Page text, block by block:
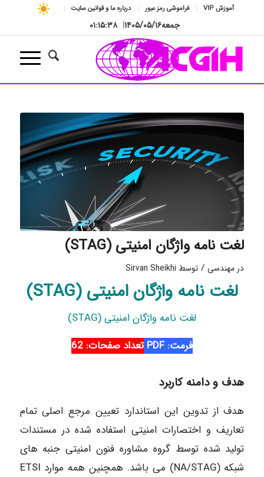
آموزش VIP فراموشی رمز عبور درباره ما و قوانین سایت
جمعه۱۴۰۵/۰۵/۱۶| ۰۱:۱۵:۳۹
لغت نامه واژگان امنیتی (STAG)
در مهندسی / توسط Sirvan Sheikhi
لغت نامه واژگان امنیتی (STAG)
لغت نامه واژگان امنیتی (STAG)
فرمت: PDF
تعداد صفحات: 62
هدف و دامنه كاربرد
هدف از تدوین این استاندارد تعیین مرجع اصلی تمام
تعاریف و اختصارات امنیتی استفاده شده در مستندات
تولید شده توسط گروه مشاوره فنون امنیتی جنبه های
شبکه (NA/STAG) می باشد. همچنین همه موارد ETSI